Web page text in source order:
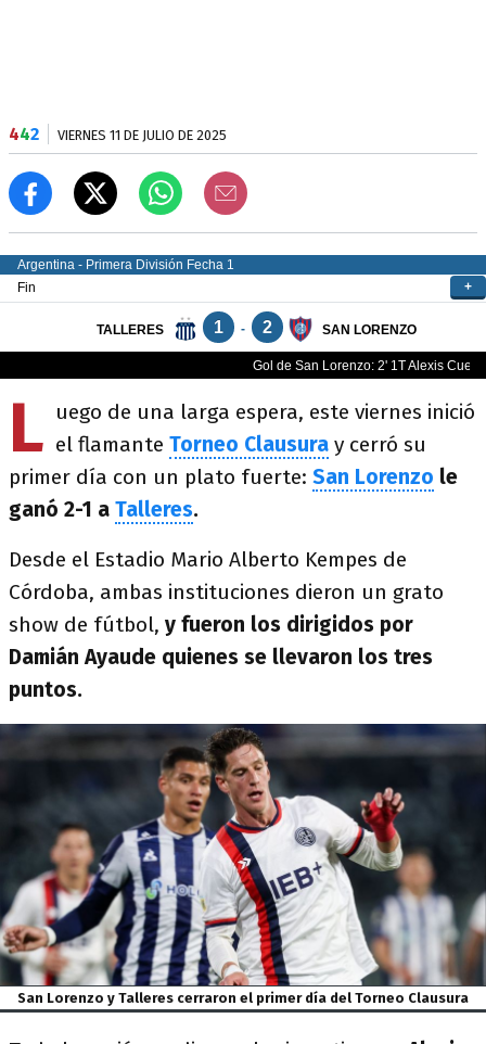
442 VIERNES 11 DE JULIO DE 2025
L uego de una larga espera, este viernes inició
el flamante Torneo Clausura y cerró su
primer día con un plato fuerte: San Lorenzo le
ganó 2-1 a Talleres.
Desde el Estadio Mario Alberto Kempes de
Córdoba, ambas instituciones dieron un grato
show de fútbol, y fueron los dirigidos por
Damián Ayaude quienes se llevaron los tres
puntos.
San Lorenzo y Talleres cerraron el primer día del Torneo Clausura